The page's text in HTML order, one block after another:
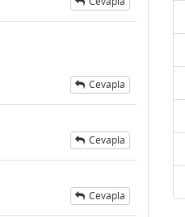
Cevapla
Cevapla
Cevapla